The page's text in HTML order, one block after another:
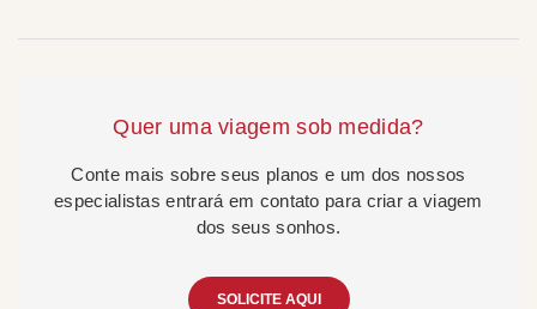
Quer uma viagem sob medida?
Conte mais sobre seus planos e um dos nossos
especialistas entrará em contato para criar a viagem
dos seus sonhos.
SOLICITE AQUI